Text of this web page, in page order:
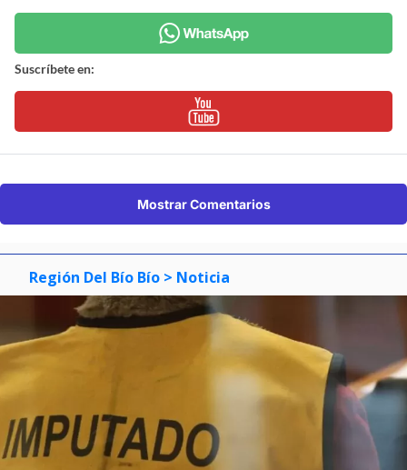
Suscríbete en:
Mostrar Comentarios
Región Del Bío Bío > Noticia